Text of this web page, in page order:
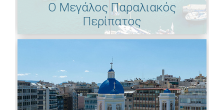
Ο Μεγάλος Παραλιακός
Περίπατος